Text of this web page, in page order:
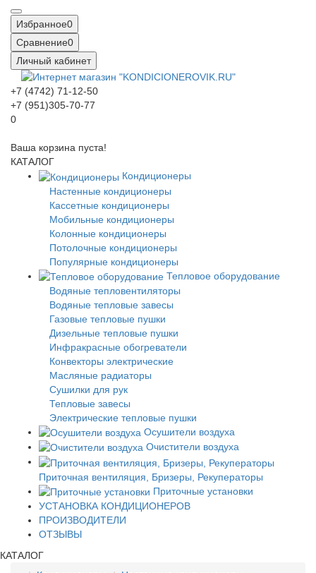
Избранное0
Сравнение0
Личный кабинет
+7 (4742) 71-12-50
+7 (951)305-70-77
0
Ваша корзина пуста!
КАТАЛОГ
Кондиционеры
Настенные кондиционеры
Кассетные кондиционеры
Мобильные кондиционеры
Колонные кондиционеры
Потолочные кондиционеры
Популярные кондиционеры
Тепловое оборудование
Водяные тепловентиляторы
Водяные тепловые завесы
Газовые тепловые пушки
Дизельные тепловые пушки
Инфракрасные обогреватели
Конвекторы электрические
Масляные радиаторы
Сушилки для рук
Тепловые завесы
Электрические тепловые пушки
Осушители воздуха
Очистители воздуха
Приточная вентиляция, Бризеры, Рекуператоры
Приточные установки
УСТАНОВКА КОНДИЦИОНЕРОВ
ПРОИЗВОДИТЕЛИ
ОТЗЫВЫ
КАТАЛОГ